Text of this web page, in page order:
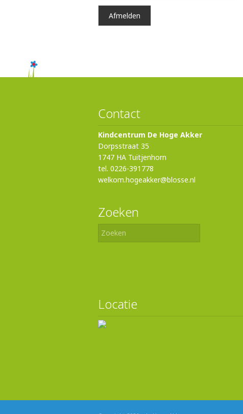
Contact
Kindcentrum De Hoge Akker
Dorpsstraat 35
1747 HA Tuitjenhorn
tel. 0226-391778
welkom.hogeakker@blosse.nl
Zoeken
Locatie